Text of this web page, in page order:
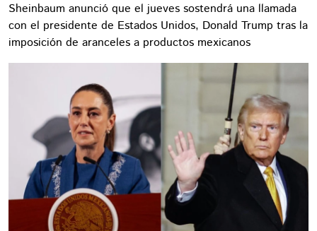
Sheinbaum anunció que el jueves sostendrá una llamada
con el presidente de Estados Unidos, Donald Trump tras la
imposición de aranceles a productos mexicanos